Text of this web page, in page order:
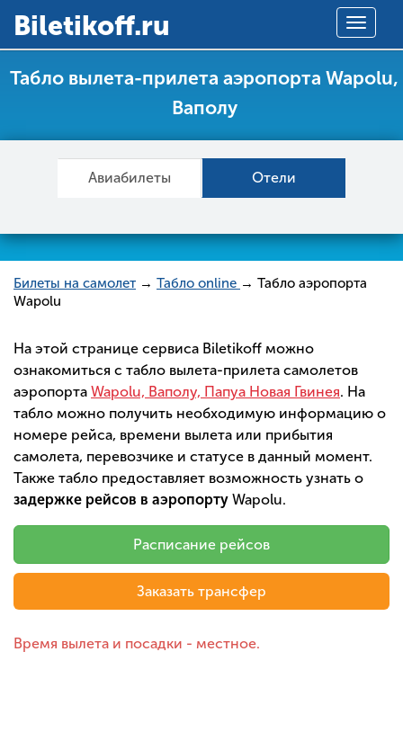
Toggle
Вiletikoff.ru
Табло вылета-прилета аэропорта Wapolu,
Ваполу
Авиабилеты Отели
Билеты на самолет → Табло online → Табло аэропорта
Wapolu
На этой странице сервиса Biletikoff можно
ознакомиться с табло вылета-прилета самолетов
аэропорта Wapolu, Ваполу, Папуа Новая Гвинея. На
табло можно получить необходимую информацию о
номере рейса, времени вылета или прибытия
самолета, перевозчике и статусе в данный момент.
Также табло предоставляет возможность узнать о
задержке рейсов в аэропорту Wapolu.
Расписание рейсов
Заказать трансфер
Время вылета и посадки - местное.